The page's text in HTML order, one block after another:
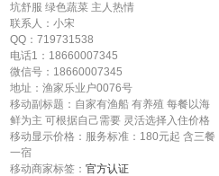
坑舒服 绿色蔬菜 主人热情
联系人：小宋
QQ：719731538
电话1：18660007345
微信号：18660007345
地址：渔家乐业户0076号
移动副标题：自家有渔船 有养殖 每餐以海
鲜为主 可根据自己需要 灵活选择入住价格
移动显示价格：服务标准：180元起 含三餐
一宿
移动商家标签： 官方认证